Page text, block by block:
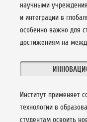
научными
и интеграции в
особенно важно для
достижениям на
Институт применяет
технологии в
студентам освоить